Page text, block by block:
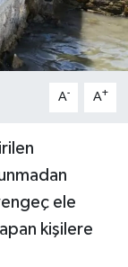
A- A+
ele
kişilere